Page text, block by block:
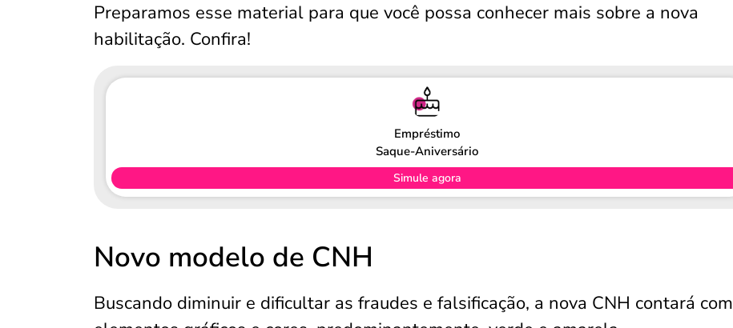
Preparamos esse material para que você possa conhecer mais sobre a nova
habilitação. Confira!
Empréstimo
Saque-Aniversário
Simule agora
Novo modelo de CNH
Buscando diminuir e dificultar as fraudes e falsificação, a nova CNH contará com